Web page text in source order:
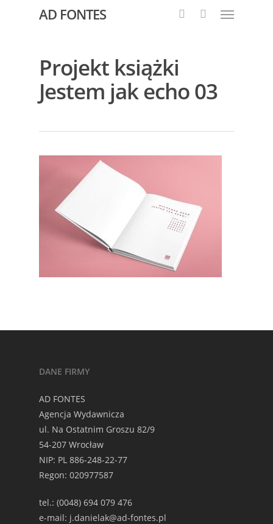
AD FONTES
Projekt książki
Jestem jak echo 03
DANE FIRMY
AD FONTES
Agencja Wydawnicza
ul. Na Ostatnim Groszu 82/9
54-207 Wrocław
NIP: PL 886-248-22-77
Regon: 020977587
tel.: (0048) 694 079 476
e-mail: j.danielak@ad-fontes.pl